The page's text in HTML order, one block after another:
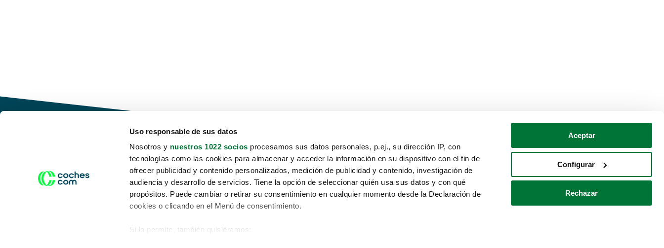
Uso responsable de sus datos
Nosotros y nuestros 1022 socios procesamos sus datos personales, p.ej., su dirección IP, con
tecnologías como las cookies para almacenar y acceder la información en su dispositivo con el fin de
ofrecer publicidad y contenido personalizados, medición de publicidad y contenido, investigación de
audiencia y desarrollo de servicios. Tiene la opción de seleccionar quién usa sus datos y con qué
propósitos. Puede cambiar o retirar su consentimiento en cualquier momento desde la Declaración de
cookies o clicando en el Menú de consentimiento.
Si lo permite, también quisiéramos:
Aceptar
Configurar
Rechazar
Conduce tu futuro,
desata tu movilidad